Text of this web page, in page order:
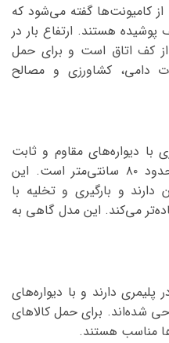
کامیونت‌ها گفته می‌شود که
پوشیده هستند. ارتفاع بار در
معمولاً حداکثر ۱.۵ متر از کف اتاق است و برای حمل
دامی، کشاورزی و مصالح
با دیواره‌های مقاوم و ثابت
هستند که ارتفاع آن‌ها از کف حدود ۸۰ سانتی‌متر است. این
دارند و بارگیری و تخلیه با
می‌کند. این مدل گاهی به
دارند و با دیواره‌های
شده‌اند. برای حمل کالاهای
مناسب هستند.